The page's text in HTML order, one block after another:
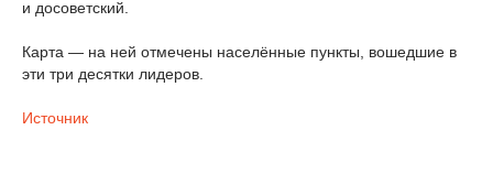
и досоветский.
Карта — на ней отмечены населённые пункты, вошедшие в
эти три десятки лидеров.
Источник